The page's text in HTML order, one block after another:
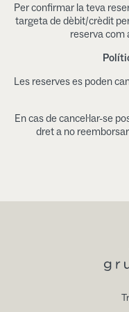
Per confirmar la teva
targeta de dèbit/crèdit
reserva com
Les reserves es poden
En cas de cancel·lar-se
dret a no